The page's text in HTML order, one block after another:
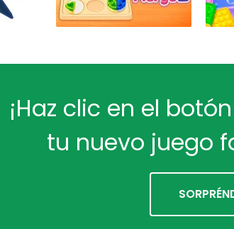
¡Haz clic en el
tu nuevo juego